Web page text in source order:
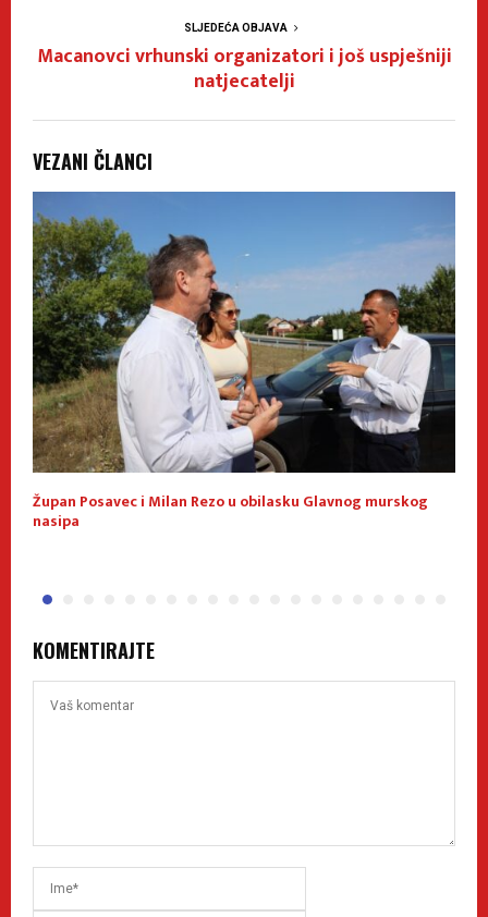
SLJEDEĆA OBJAVA
Macanovci vrhunski organizatori i još uspješniji
natjecatelji
VEZANI ČLANCI
Župan Posavec i Milan Rezo u obilasku Glavnog murskog
nasipa
KOMENTIRAJTE